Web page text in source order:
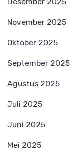
November 2025
Oktober 2025
September 2025
Agustus 2025
Juli 2025
Juni 2025
Mei 2025